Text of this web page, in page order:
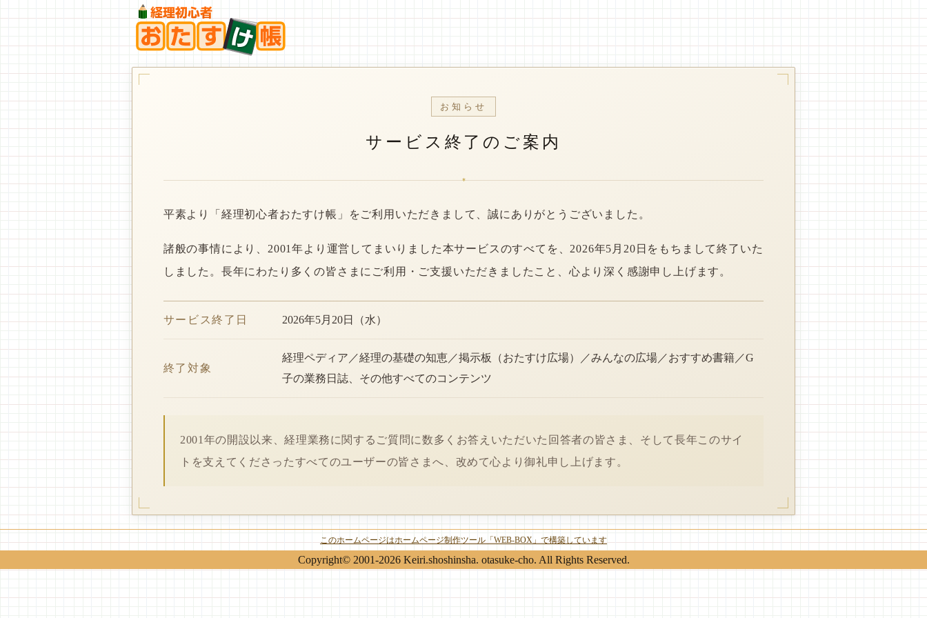
お知らせ
サービス終了のご案内
*
平素より「経理初心者おたすけ帳」をご利用いただきまして、誠にありがとうございました。
諸般の事情により、2001年より運営してまいりました本サービスのすべてを、2026年5月20日をもちまして終了いた
しました。長年にわたり多くの皆さまにご利用・ご支援いただきましたこと、心より深く感謝申し上げます。
サービス終了日 2026年5月20日（水）
終了対象
経理ペディア／経理の基礎の知恵／掲示板（おたすけ広場）／みんなの広場／おすすめ書籍／G
子の業務日誌、その他すべてのコンテンツ
2001年の開設以来、経理業務に関するご質問に数多くお答えいただいた回答者の皆さま、そして長年このサイ
トを支えてくださったすべてのユーザーの皆さまへ、改めて心より御礼申し上げます。
このホームページはホームページ制作ツール「WEB-BOX」で構築しています
Copyright© 2001-2026 Keiri.shoshinsha. otasuke-cho. All Rights Reserved.